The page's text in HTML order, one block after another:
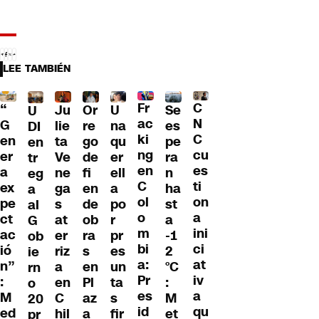
LEE TAMBIÉN
“
G
en
er
a
ex
pe
ct
ac
ió
n”
:
M
ed
U
DI
en
tr
eg
a
al
G
ob
ie
rn
o
20
pr
Ju
lie
ta
Ve
ne
ga
s
at
er
riz
a
en
C
hil
Or
re
go
de
fi
en
de
ob
ra
s
en
Pl
az
a
U
na
qu
er
ell
a
po
r
pr
es
un
ta
s
fir
Fr
ac
ki
ng
en
C
ol
o
m
bi
a:
Pr
es
id
Se
es
pe
ra
n
ha
st
a
-1
2
°C
:
M
et
C
N
C
cu
es
ti
on
a
ini
ci
at
iv
a
qu